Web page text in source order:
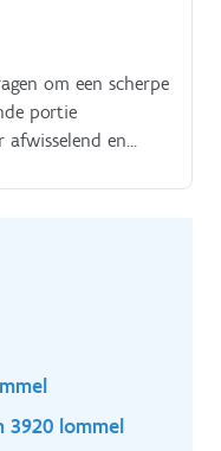
Je krijgt
met
tempo hand in
om een scherpe
portie
afwisselend en
maken
bij leveranciers
en controleren
de hoofdverkoop
van sleutel op de
3920 lommel